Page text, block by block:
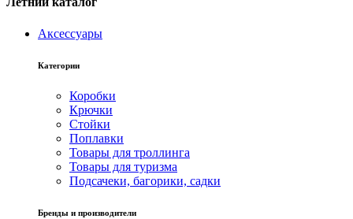
Аксессуары
Категории
Коробки
Крючки
Стойки
Поплавки
Товары для троллинга
Товары для туризма
Подсачеки, багорики, садки
Бренды и производители